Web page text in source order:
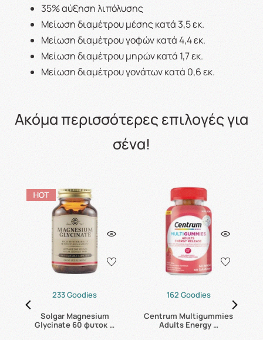
35% αύξηση λιπόλυσης
Μείωση διαμέτρου μέσης κατά 3,5 εκ.
Μείωση διαμέτρου γοφών κατά 4,4 εκ.
Μείωση διαμέτρου μηρών κατά 1,7 εκ.
Μείωση διαμέτρου γονάτων κατά 0,6 εκ.
Ακόμα περισσότερες επιλογές για
σένα!
233 Goodies
Solgar Magnesium
Glycinate 60 φυτοκ …
162 Goodies
Centrum Multigummies
Adults Energy …